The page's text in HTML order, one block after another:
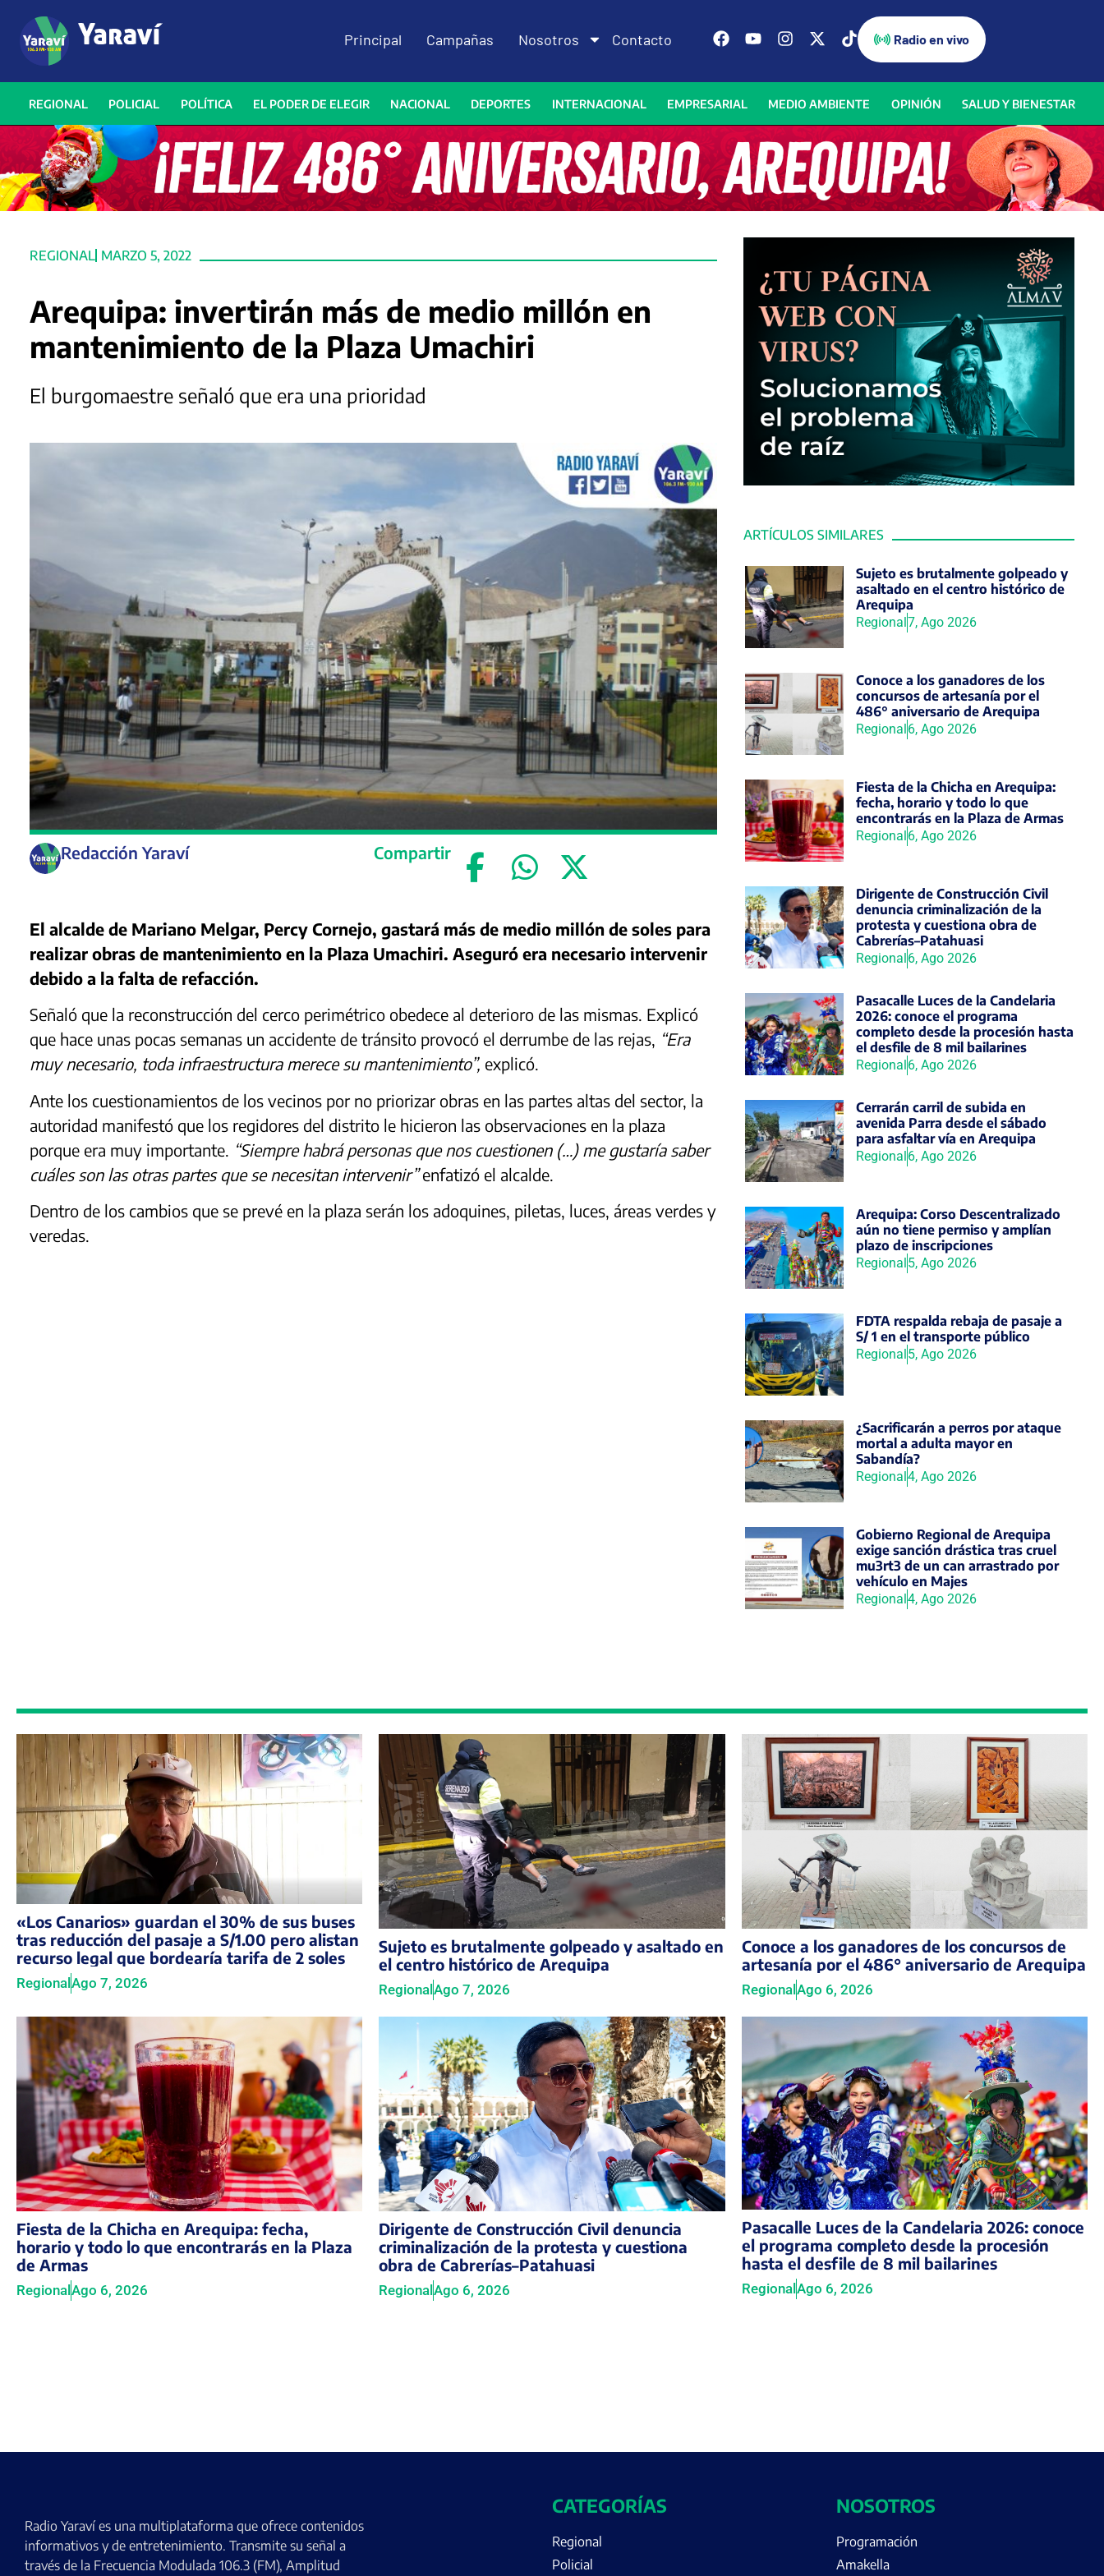
Principal Campañas Nosotros Contacto Radio en vivo
REGIONAL POLICIAL POLÍTICA EL PODER DE ELEGIR NACIONAL DEPORTES INTERNACIONAL EMPRESARIAL MEDIO AMBIENTE OPINIÓN SALUD Y BIENESTAR
ARTÍCULOS SIMILARES
Sujeto es brutalmente golpeado y
asaltado en el centro histórico de
Arequipa
Regional7, Ago 2026
Conoce a los ganadores de los
concursos de artesanía por el
486° aniversario de Arequipa
Regional6, Ago 2026
Fiesta de la Chicha en Arequipa:
fecha, horario y todo lo que
encontrarás en la Plaza de Armas
Regional6, Ago 2026
Dirigente de Construcción Civil
denuncia criminalización de la
protesta y cuestiona obra de
Cabrerías–Patahuasi
Regional6, Ago 2026
Pasacalle Luces de la Candelaria
2026: conoce el programa
completo desde la procesión hasta
el desfile de 8 mil bailarines
Regional6, Ago 2026
Cerrarán carril de subida en
avenida Parra desde el sábado
para asfaltar vía en Arequipa
Regional6, Ago 2026
Arequipa: Corso Descentralizado
aún no tiene permiso y amplían
plazo de inscripciones
Regional5, Ago 2026
FDTA respalda rebaja de pasaje a
S/ 1 en el transporte público
Regional5, Ago 2026
¿Sacrificarán a perros por ataque
mortal a adulta mayor en
Sabandía?
Regional4, Ago 2026
Gobierno Regional de Arequipa
exige sanción drástica tras cruel
mu3rt3 de un can arrastrado por
vehículo en Majes
Regional4, Ago 2026
REGIONAL MARZO 5, 2022
Arequipa: invertirán más de medio millón en
mantenimiento de la Plaza Umachiri
El burgomaestre señaló que era una prioridad
Redacción Yaraví Compartir
El alcalde de Mariano Melgar, Percy Cornejo, gastará más de medio millón de soles para
realizar obras de mantenimiento en la Plaza Umachiri. Aseguró era necesario intervenir
debido a la falta de refacción.
Señaló que la reconstrucción del cerco perimétrico obedece al deterioro de las mismas. Explicó
que hace unas pocas semanas un accidente de tránsito provocó el derrumbe de las rejas, “Era
muy necesario, toda infraestructura merece su mantenimiento”, explicó.
Ante los cuestionamientos de los vecinos por no priorizar obras en las partes altas del sector, la
autoridad manifestó que los regidores del distrito le hicieron las observaciones en la plaza
porque era muy importante. “Siempre habrá personas que nos cuestionen (…) me gustaría saber
cuáles son las otras partes que se necesitan intervenir”enfatizó el alcalde.
Dentro de los cambios que se prevé en la plaza serán los adoquines, piletas, luces, áreas verdes y
veredas.
«Los Canarios» guardan el 30% de sus buses
tras reducción del pasaje a S/1.00 pero alistan
recurso legal que bordearía tarifa de 2 soles
Regional Ago 7, 2026
Sujeto es brutalmente golpeado y asaltado en
el centro histórico de Arequipa
RegionalAgo 7, 2026
Conoce a los ganadores de los concursos de
artesanía por el 486° aniversario de Arequipa
RegionalAgo 6, 2026
Fiesta de la Chicha en Arequipa: fecha,
horario y todo lo que encontrarás en la Plaza
de Armas
RegionalAgo 6, 2026
Dirigente de Construcción Civil denuncia
criminalización de la protesta y cuestiona
obra de Cabrerías–Patahuasi
RegionalAgo 6, 2026
Pasacalle Luces de la Candelaria 2026: conoce
el programa completo desde la procesión
hasta el desfile de 8 mil bailarines
RegionalAgo 6, 2026
Radio Yaraví es una multiplataforma que ofrece contenidos
informativos y de entretenimiento. Transmite su señal a
través de la Frecuencia Modulada 106.3 (FM), Amplitud
CATEGORÍAS
Regional
Policial
NOSOTROS
Programación
Amakella